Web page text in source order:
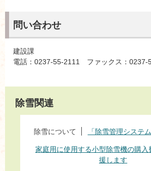
問い合わせ
建設課
電話：0237-55-2111 ファックス：0237-
除雪関連
除雪について 「除雪管理システ
家庭用に使用する小型除雪機の購入
援します